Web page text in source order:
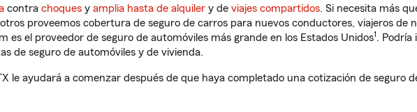
contra choques y amplia hasta de alquiler y de viajes compartidos. Si necesita más
proveemos cobertura de seguro de carros para nuevos conductores, viajeros de
es el proveedor de seguro de automóviles más grande en los Estados Unidos1. Podría
de seguro de automóviles y de vivienda.
le ayudará a comenzar después de que haya completado una cotización de seguro